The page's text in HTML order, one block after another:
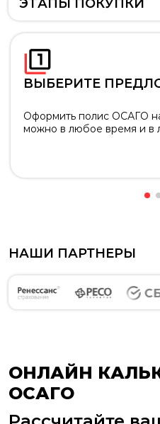
ЭТАПЫ ПОКУПКИ
ВЫБЕРИТЕ
Оформить полис ОСАГО
можно в любое время и в
НАШИ ПАРТНЕРЫ